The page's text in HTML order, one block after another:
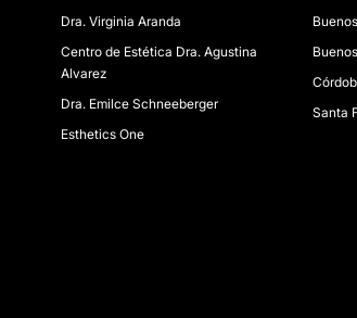
Dra. Virginia Aranda
Centro de Estética Dra. Agustina
Alvarez
Dra. Emilce Schneeberger
Esthetics One
Santa